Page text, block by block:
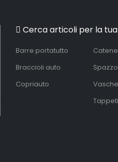
Cerca articoli per la
Barre portatutto
Braccioli auto
Copriauto